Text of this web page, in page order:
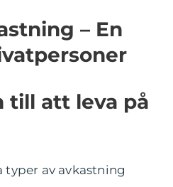
– En
till att leva på
typer av avkastning